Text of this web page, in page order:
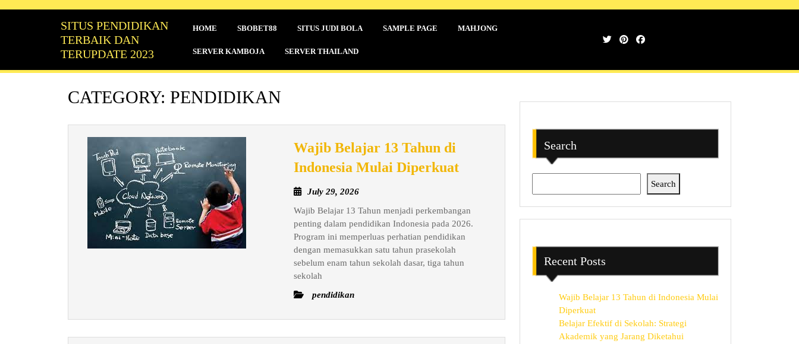
SITUS PENDIDIKAN
TERBAIK DAN
TERUPDATE 2023
HOME SBOBET88 SITUS JUDI BOLA SAMPLE PAGE MAHJONG
SERVER KAMBOJA SERVER THAILAND
CATEGORY: PENDIDIKAN
Wajib Belajar 13 Tahun di
Indonesia Mulai DiperkuatWajib
Tahun
di
Mulai
July 29, 2026July
Wajib Belajar 13 Tahun menjadi perkembangan
penting dalam pendidikan Indonesia pada 2026.
Program ini memperluas perhatian pendidikan
dengan memasukkan satu tahun prasekolah
sebelum enam tahun sekolah dasar, tiga tahun
sekolah
pendidikan
Search
Search
Recent Posts
Wajib Belajar 13 Tahun di Indonesia Mulai
Diperkuat
Belajar Efektif di Sekolah: Strategi
Akademik yang Jarang Diketahui